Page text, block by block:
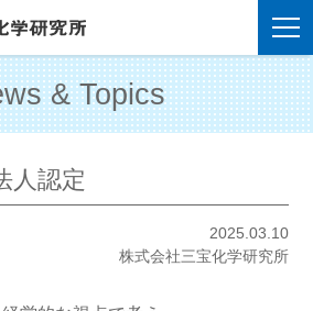
& Topics
人認定
2025.03.10
株式会社三宝化学研究所